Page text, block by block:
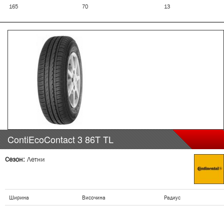
165 70 13
ContiEcoContact 386TTL
Сезон: Летни
Ширина Височина Радиус